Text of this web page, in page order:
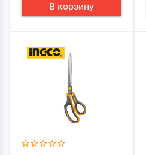
В корзину